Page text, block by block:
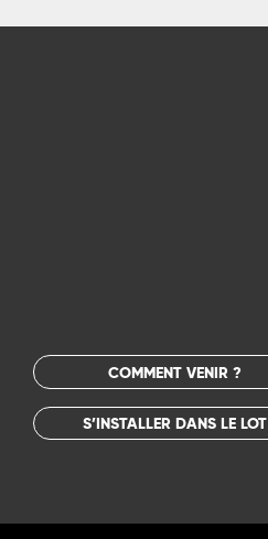
COMMENT VENIR ?
S’INSTALLER DANS LE LOT